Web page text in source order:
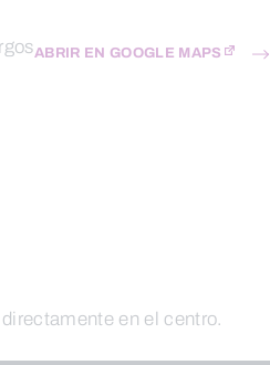
ABRIR EN GOOGLE MAPS
en el centro.